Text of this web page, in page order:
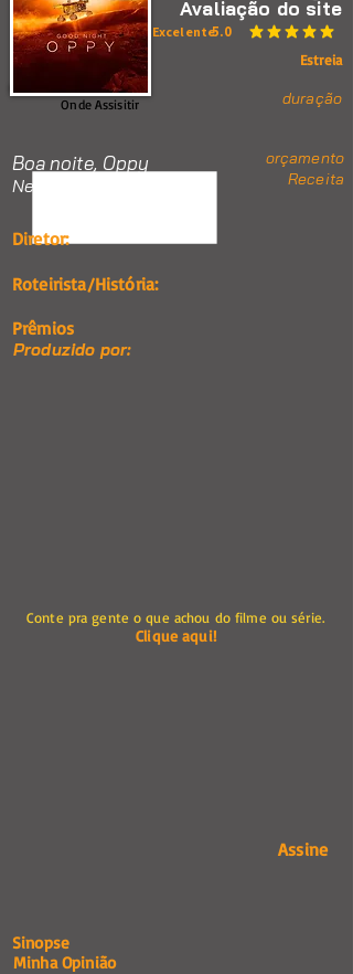
Avaliação do site
5.0
classificação média é
Excelente
Estreia
duração
orçamento
Receita
Conte pra gente o que achou do filme ou série.
Clique aqui!
Assine
Onde Assisitir
Boa noite, Oppy
Nenhum item.
Diretor:
Roteirista/História:
Prêmios
Produzido por:
Sinopse
Minha Opinião